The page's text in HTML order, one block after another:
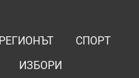
РЕГИОНЪТ
СПОРТ
ИЗБОРИ